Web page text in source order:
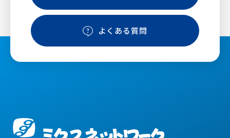
よくある質問